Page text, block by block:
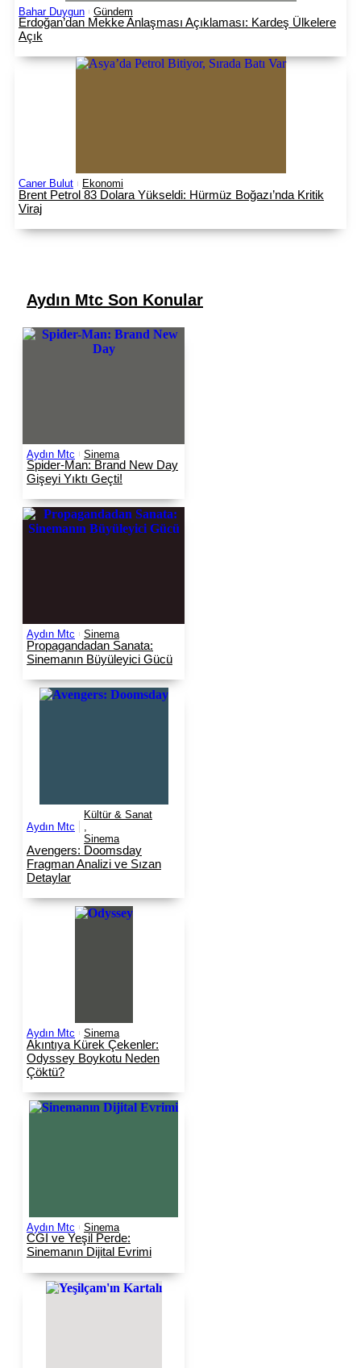
Bahar Duygun Gündem
Erdoğan’dan Mekke Anlaşması Açıklaması: Kardeş Ülkelere
Açık
Caner Bulut Ekonomi
Brent Petrol 83 Dolara Yükseldi: Hürmüz Boğazı’nda Kritik
Viraj
Aydın Mtc Son Konular
Aydın Mtc Sinema
Spider-Man: Brand New Day
Gişeyi Yıktı Geçti!
Aydın Mtc Sinema
Propagandadan Sanata:
Sinemanın Büyüleyici Gücü
Aydın Mtc
Kültür & Sanat
,
Sinema
Avengers: Doomsday
Fragman Analizi ve Sızan
Detaylar
Aydın Mtc Sinema
Akıntıya Kürek Çekenler:
Odyssey Boykotu Neden
Çöktü?
Aydın Mtc Sinema
CGI ve Yeşil Perde:
Sinemanın Dijital Evrimi